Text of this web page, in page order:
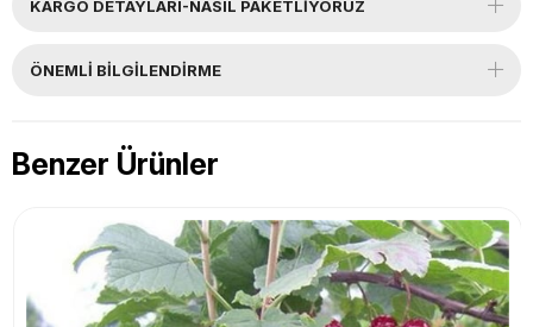
KARGO DETAYLARI-NASIL PAKETLİYORUZ
ÖNEMLI BILGILENDIRME
Benzer Ürünler